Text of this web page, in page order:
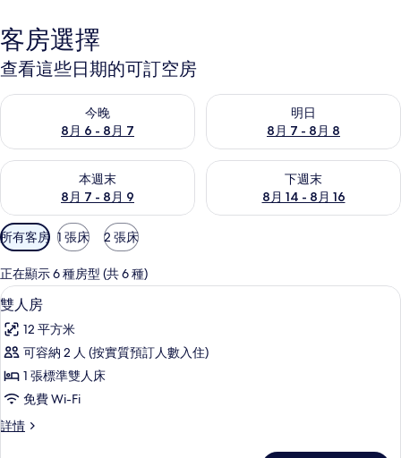
客房選擇
查看這些日期的可訂空房
今晚
8月 6 - 8月 7
查看今晚 8月 6 - 8月 7的可訂空房
明日
8月 7 - 8月 8
查看明日 8月 7 - 8月 8的可訂
本週末
8月 7 - 8月 9
查看本週末 8月 7 - 8月 9的可訂空房
下週末
8月 14 - 8月 16
查看下週末 8月 14 - 8月 16的
可
用
嘅
客
房
篩
選
條
所有客房 1 張床 2 張床
正在顯示 6 種房型 (共 6 種)
載
入
所
有
雙
房
雙人房 | 高級寢具、羽絨被、書桌、
6
雙人房
12 平方米
可容納 2 人 (按實質預訂人數入住)
1 張標準雙人床
免費 Wi-Fi
詳情
雙